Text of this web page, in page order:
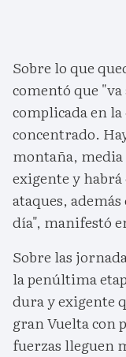
Sobre lo que
comentó que
complicada en
concentrado.
montaña, media
exigente y habrá
ataques,
día", manifestó
Sobre las
la penúltima
dura y exigente
gran Vuelta con
fuerzas lleguen